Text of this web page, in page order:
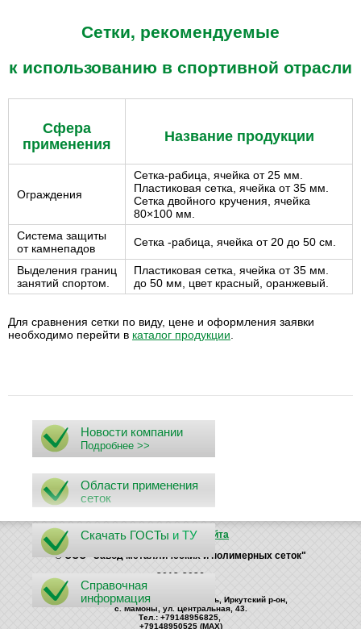
Сетки, рекомендуемые
к использованию в спортивной отрасли
Сфера
применения Название продукции
Ограждения
Сетка-рабица , ячейка от 25 мм.
Пластиковая сетка, ячейка от 35 мм.
Сетка двойного кручения, ячейка
80×100 мм.
Система защиты
от камнепадов
Сетка -рабица, ячейка от 20 до 50 см.
Выделения границ
занятий спортом.
Пластиковая сетка, ячейка от 35 мм.
до 50 мм, цвет красный, оранжевый.
Для сравнения сетки по виду, цене и оформления заявки
необходимо перейти в каталог продукции
Новости компании
Подробнее >>
Области применения
сеток
Скачать ГОСТы и ТУ
Справочная
информация
Поиск
Карта сайта
© ООО "Завод металлических и полимерных сеток"
2012-2026
Россия, 664535, Иркутская область, Иркутский р-он,
с. Мамоны, ул. Центральная, 43.
Тел.: +79148956825,
+79148950525 (MAX)